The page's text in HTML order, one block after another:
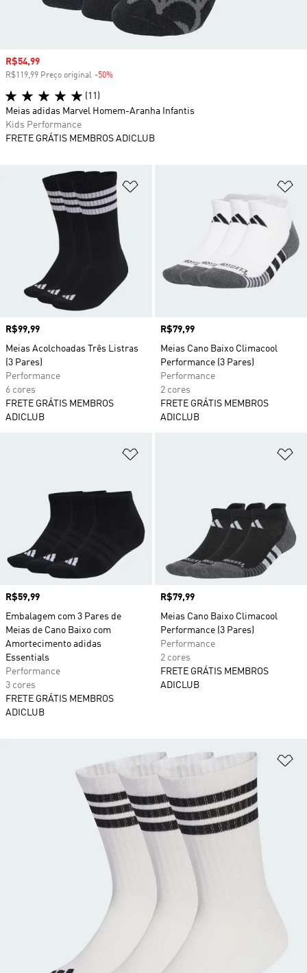
Preço
R$99,99
Meias Acolchoadas Três Listras
(3 Pares)
Performance
6 cores
FRETE GRÁTIS MEMBROS
ADICLUB
Preço
R$79,99
Meias Cano Baixo Climacool
Performance (3 Pares)
Performance
2 cores
FRETE GRÁTIS MEMBROS
ADICLUB
Preço
R$59,99
Embalagem com 3 Pares de
Meias de Cano Baixo com
Amortecimento adidas
Essentials
Performance
3 cores
FRETE GRÁTIS MEMBROS
ADICLUB
Preço
R$79,99
Meias Cano Baixo Climacool
Performance (3 Pares)
Performance
2 cores
FRETE GRÁTIS MEMBROS
ADICLUB
Preço com desconto
R$54,99
R$119,99 Preço original -50%
(11)
Meias adidas Marvel Homem-Aranha Infantis
Kids Performance
FRETE GRÁTIS MEMBROS ADICLUB